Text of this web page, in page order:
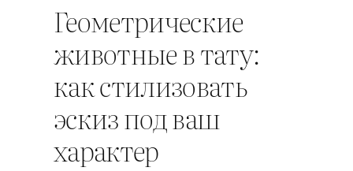
Геометрические
животные в тату:
как стилизовать
эскиз под ваш
характер